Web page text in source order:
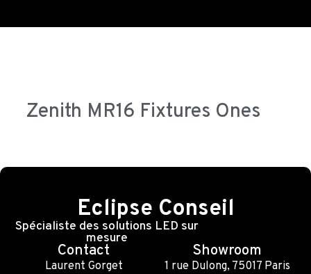
Zenith MR16 Fixtures Ones
Eclipse Conseil
Spécialiste des solutions LED sur
mesure
Contact
Laurent Gorget
Showroom
1 rue Dulong, 75017 Paris